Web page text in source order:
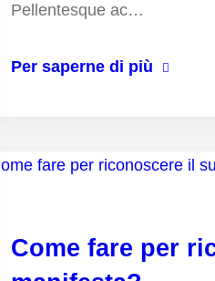
Pellentesque ac…
Per saperne di più
Come fare per